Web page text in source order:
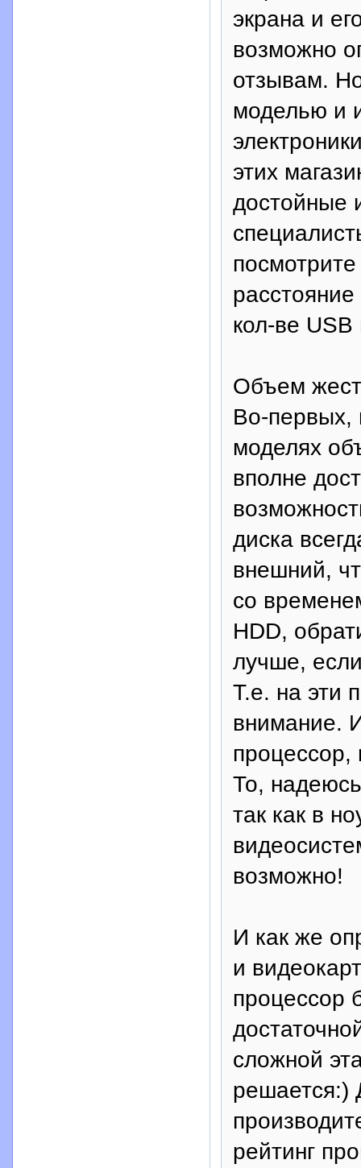
экрана и
возможно
отзывам.
моделью и
этих
достойные
кол-ве USB
Объем
Во-первых,
моделях
вполне
диска
внешний,
со
HDD,
лучше,
Т.е. на эти
внимание.
То,
так как в
возможно!
И как же
и
процессор
сложной
решается:)
рейтинг